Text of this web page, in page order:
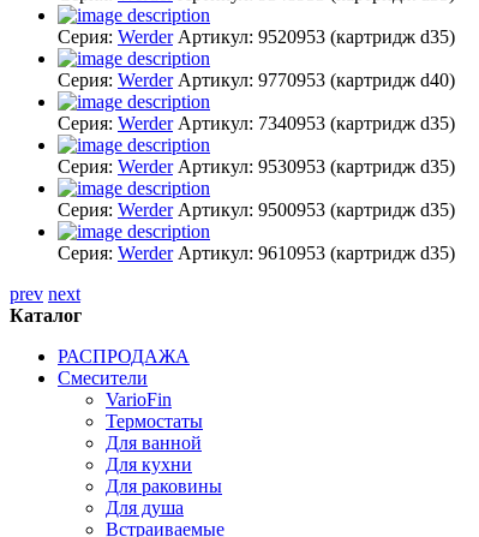
Серия: Werder Артикул: 9520953 (картридж d35)
Серия: Werder Артикул: 9770953 (картридж d40)
Серия: Werder Артикул: 7340953 (картридж d35)
Серия: Werder Артикул: 9530953 (картридж d35)
Серия: Werder Артикул: 9500953 (картридж d35)
Серия: Werder Артикул: 9610953 (картридж d35)
prev next
Каталог
РАСПРОДАЖА
Смесители
VarioFin
Термостаты
Для ванной
Для кухни
Для раковины
Для душа
Встраиваемые